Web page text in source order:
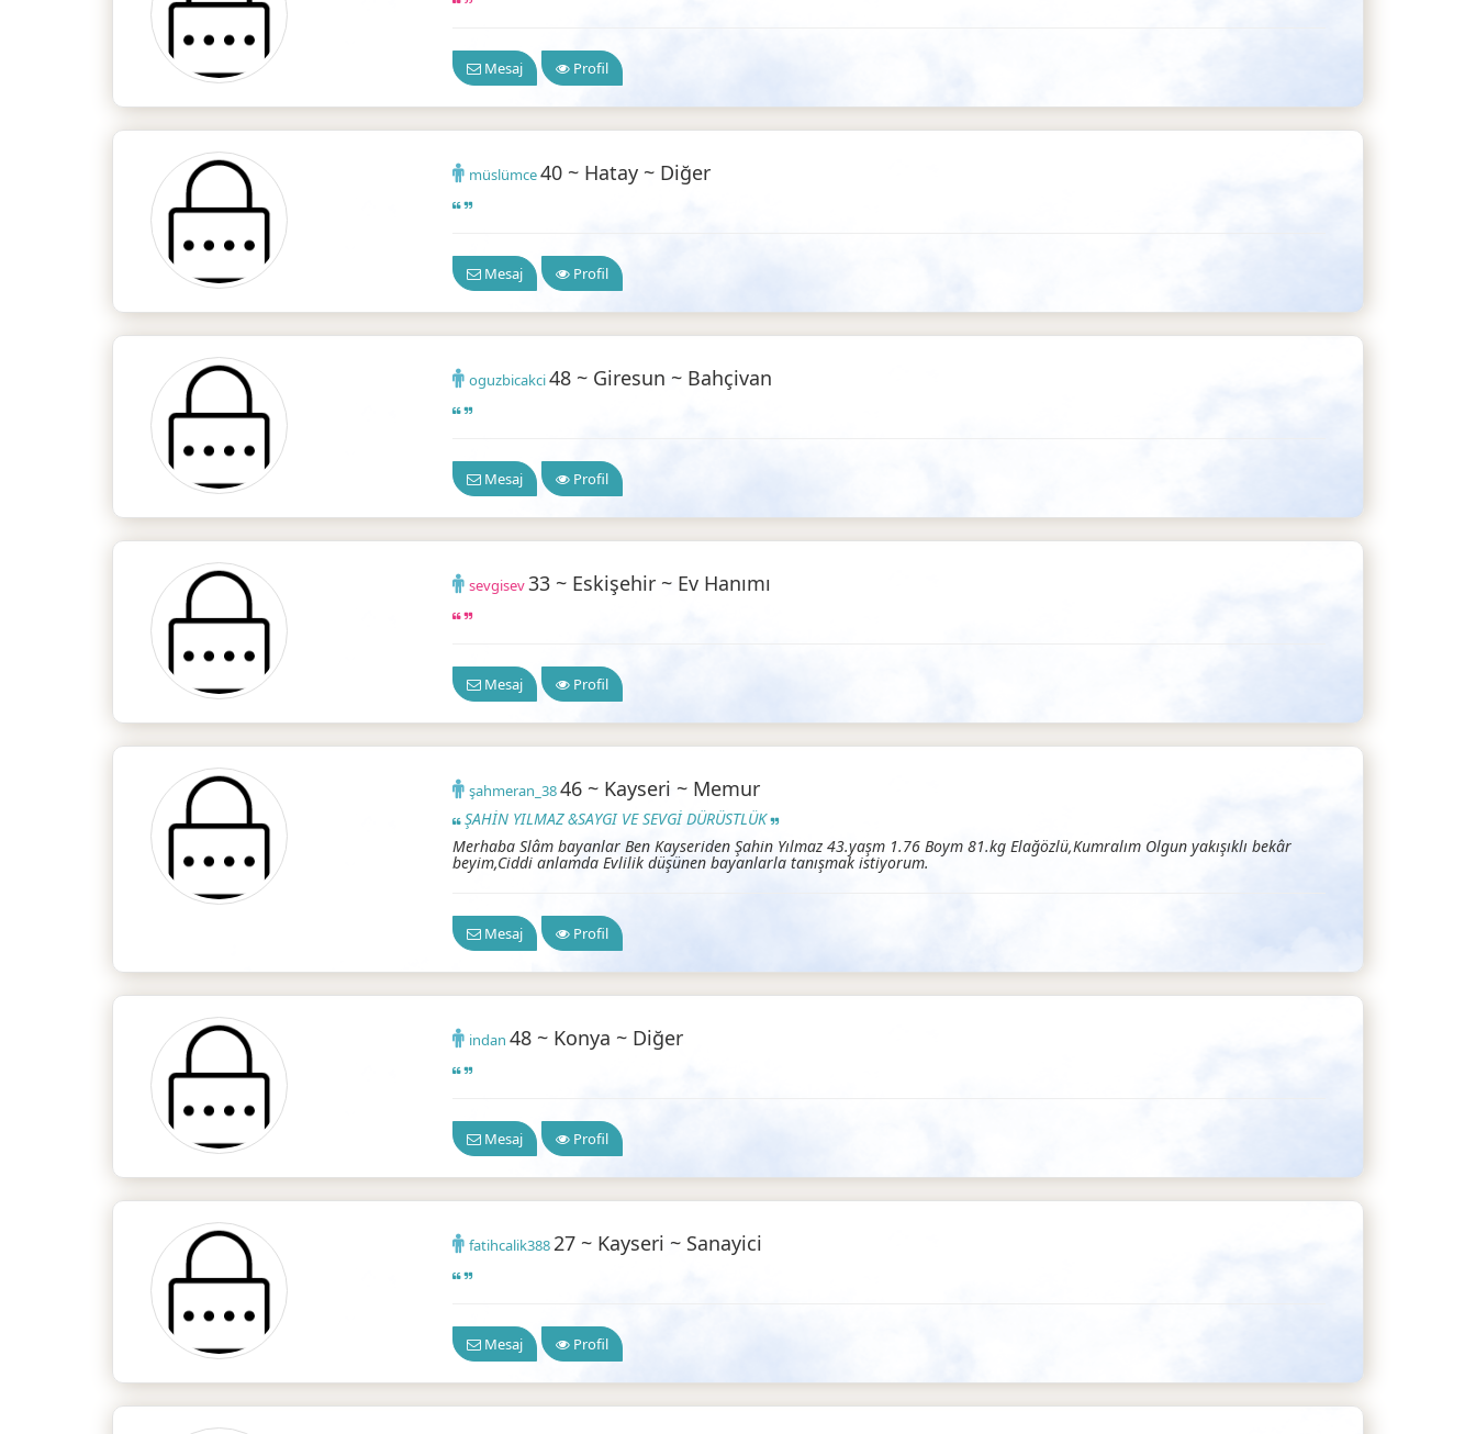
Mesaj Profil
müslümce40 ~ Hatay ~ Diğer
Mesaj Profil
oguzbicakci48 ~ Giresun ~ Bahçivan
Mesaj Profil
sevgisev33 ~ Eskişehir ~ Ev Hanımı
Mesaj Profil
şahmeran_3846 ~ Kayseri ~ Memur
ŞAHİN YILMAZ &SAYGI VE SEVGİ DÜRÜSTLÜK
Merhaba Slâm bayanlar Ben Kayseriden Şahin Yılmaz 43.yaşm 1.76 Boym 81.kg Elağözlü,Kumralım Olgun yakışıklı bekâr
beyim,Ciddi anlamda Evlilik düşünen bayanlarla tanışmak istiyorum. Güvenilir Arkadaşlık
Mesaj Profil
indan 48 ~ Konya ~ Diğer
Mesaj Profil
fatihcalik38827 ~ Kayseri ~ Sanayici
Mesaj Profil